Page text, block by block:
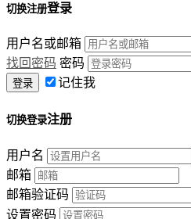
切换注册登录
用户名或邮箱
找回密码 密码
记住我
切换登录注册
用户名
邮箱
邮箱验证码
设置密码